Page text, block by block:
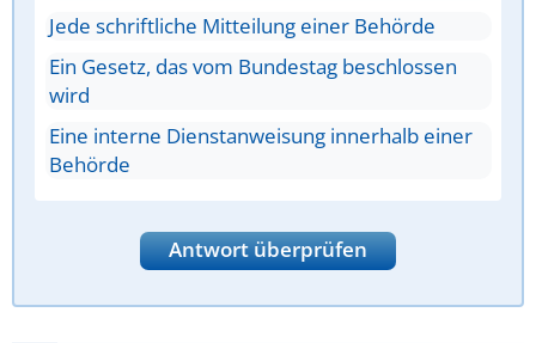
Jede schriftliche Mitteilung einer Behörde
Ein Gesetz, das vom Bundestag beschlossen
wird
Eine interne Dienstanweisung innerhalb einer
Behörde
Antwort überprüfen